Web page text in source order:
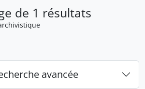
de 1 résultats
avancée